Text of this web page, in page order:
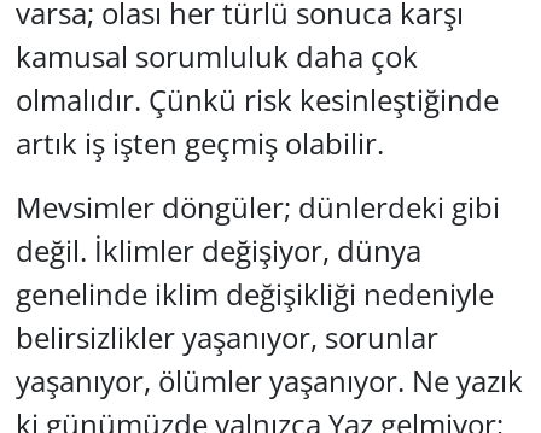
varsa; olası her türlü sonuca karşı
kamusal sorumluluk daha çok
olmalıdır. Çünkü risk kesinleştiğinde
artık iş işten geçmiş olabilir.
Mevsimler döngüler; dünlerdeki gibi
değil. İklimler değişiyor, dünya
genelinde iklim değişikliği nedeniyle
belirsizlikler yaşanıyor, sorunlar
yaşanıyor, ölümler yaşanıyor. Ne yazık
ki günümüzde yalnızca Yaz gelmiyor;